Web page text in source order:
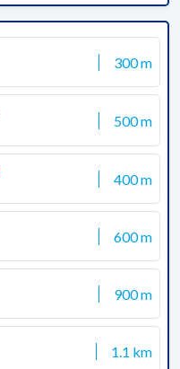
300 m
500 m
400 m
600 m
900 m
1.1 km